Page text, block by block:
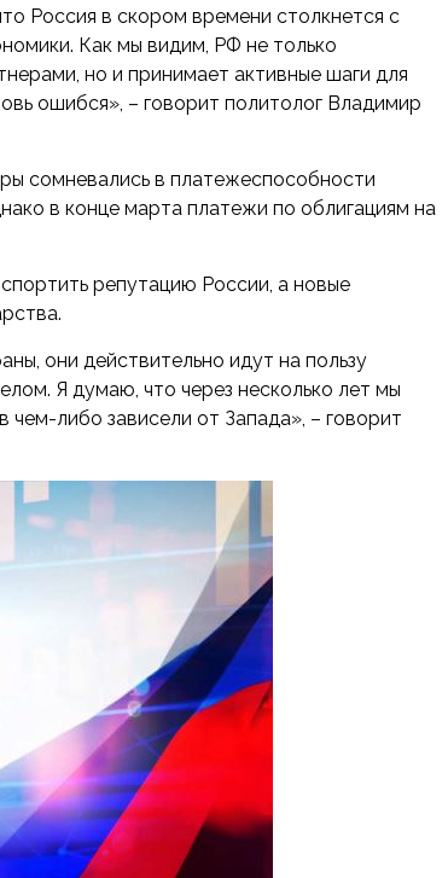
Россия в скором времени столкнется с
Как мы видим, РФ не только
но и принимает активные шаги для
ошибся», – говорит политолог Владимир
сомневались в платежеспособности
в конце марта платежи по облигациям на
репутацию России, а новые
они действительно идут на пользу
Я думаю, что через несколько лет мы
либо зависели от Запада», – говорит